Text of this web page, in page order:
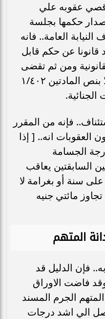
عقوبه علي
حكمها بجلسة
العامة.. فانه
قانونا عن حكم قابل
ومن ثم تقضى
المحكمة بقبوله شكلا عملًا بنص المادتين ١/٤٠٢
فإنه من المقرر
٢٤٢ من قانون العقوبات انه.. [ إذا
الجسامة
السابقتين يعاقب
سنة أو بغرامة لا
مائتي جنيه
المتهم
فإن الدليل قد
فاضت الاوراق
الجرم المسند
الي اشد درجات